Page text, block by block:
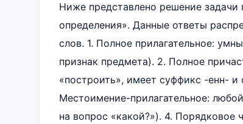
Ниже представлено решение
определения». Данные ответы
слов. 1. Полное прилагательное:
признак предмета). 2. Полное
«построить», имеет суффикс -енн-
Местоимение-прилагательное:
на вопрос «какой?»). 4. Порядковое